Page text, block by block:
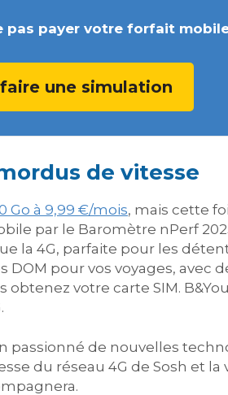
pas payer votre forfait
faire une simulation
de vitesse
Go à 9,99 €/mois, mais cette
par le Baromètre nPerf
la 4G, parfaite pour les
pour vos voyages, avec
votre carte SIM.
passionné de nouvelles
du réseau 4G de Sosh et la